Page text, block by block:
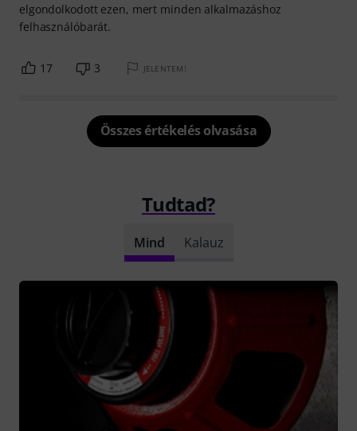
elgondolkodott ezen, mert minden alkalmazáshoz
felhasználóbarát.
17 3 JELENTEM!
Összes értékelés olvasása
Tudtad?
Mind Kalauz